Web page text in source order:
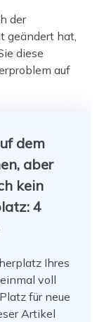
der
geändert hat,
diese
auf
dem
aber
kein
4
Ihres
voll
für neue
Artikel